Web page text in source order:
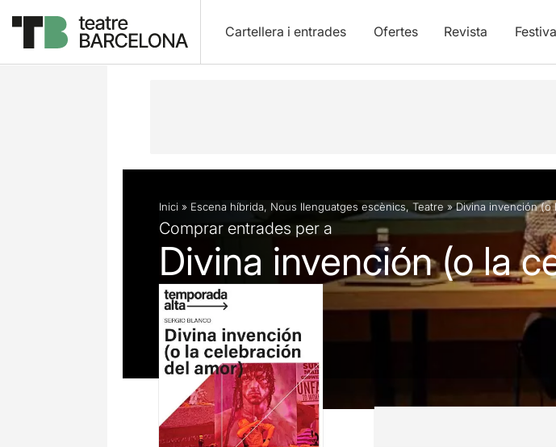
Cartellera i entrades Ofertes Revista
Descripció Fitxa artística Fotos i vídeos Articles
Inici » Escena híbrida, Nous llenguatges escènics, Teatre »Divina invención (o
Comprar entrades per a
Divina invención (o la